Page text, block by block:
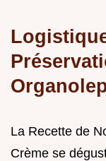
La Recette de
Crème se